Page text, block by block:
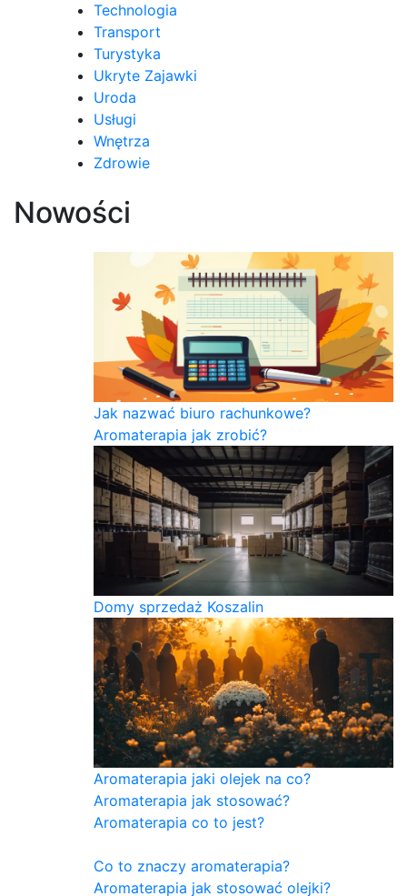
Technologia
Transport
Turystyka
Ukryte Zajawki
Uroda
Usługi
Wnętrza
Zdrowie
Nowości
Jak nazwać biuro rachunkowe?
Aromaterapia jak zrobić?
Domy sprzedaż Koszalin
Aromaterapia jaki olejek na co?
Aromaterapia jak stosować?
Aromaterapia co to jest?
Co to znaczy aromaterapia?
Aromaterapia jak stosować olejki?